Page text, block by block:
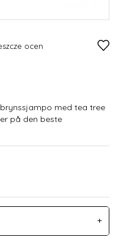
ocen
med tea tree
på den beste